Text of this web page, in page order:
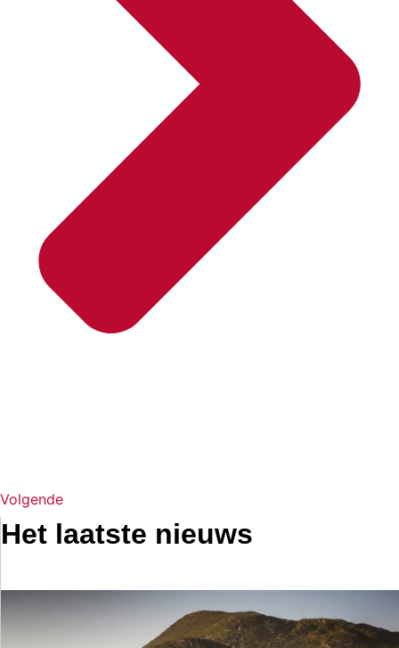
Volgende
Het laatste nieuws